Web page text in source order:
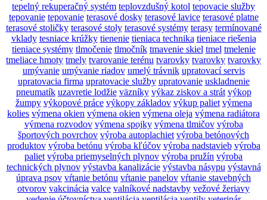
tepelný rekuperačný systém teplovzdušný kotol tepovacie služby
tepovanie tepovanie terasové dosky terasové lavice terasové platne
terasové stoličky terasové stoly terasové systémy terasy termínované
vklady tesniace krúžky tienenie tieniaca technika tieniace riešenia
tieniace systémy tlmočenie tlmočník tmavenie skiel tmel tmelenie
tmeliace hmoty tmely tvarovanie terénu tvarovky tvarovky tvarovky
umývanie umývanie riadov umelý trávnik upratovací servis
upratovacia firma upratovacie služby upratovanie uskladnenie
pneumatík uzavretie lodžie väzníky výkaz ziskov a strát výkop
žumpy výkopové práce výkopy základov výkup paliet výmena
kolies výmena okien výmena okien výmena oleja výmena radiátora
výmena rozvodov výmena spojky výmena tlmičov výroba
športových povrchov výroba autoplachiet výroba betónových
produktov výroba betónu výroba kľúčov výroba nadstavieb výroba
paliet výroba priemyselných plynov výroba pružín výroba
technických plynov výstavba kanalizácie výstavba násypu výstavná
úprava psov vŕtanie betónu vŕtanie panelov vŕtanie stavebných
otvorov vakcinácia valce valníkové nadstavby vežové žeriavy